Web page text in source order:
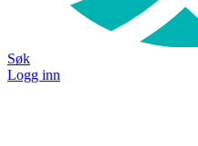
Søk
Logg inn